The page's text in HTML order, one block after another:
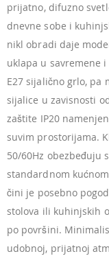
prijatno, difuzno
dnevne sobe i
nikl obradi daje
uklapa u savremene
E27 sijalično grlo, pa
sijalice u zavisnosti
zaštite IP20
suvim prostorijama.
50/60Hz obezbeđuju
standardnom
čini je posebno
stolova ili kuhinjskih
po površini.
udobnoj, prijatnoj